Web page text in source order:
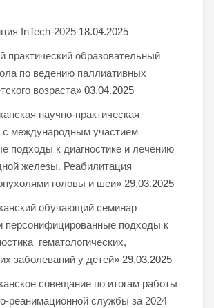
InTech-2025 18.04.2025
практический образовательный
по ведению паллиативных
возраста» 03.04.2025
научно-практическая
с международным участием
подходы к диагностике и лечению
железы. Реабилитация
головы и шеи» 29.03.2025
обучающий семинар
персонифицированные подходы к
гематологических,
заболеваний у детей» 29.03.2025
совещание по итогам работы
реанимационной службы за 2024